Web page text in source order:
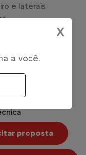
e laterais
de série
proposta
X
a você.